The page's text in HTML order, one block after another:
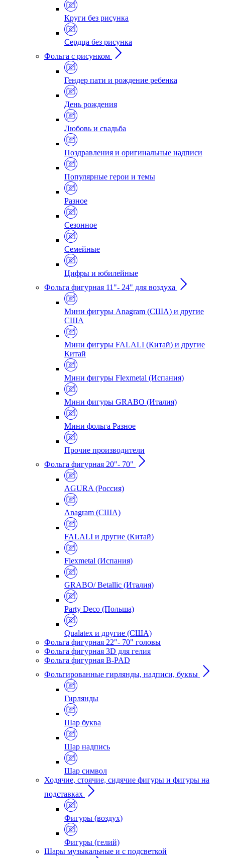
Круги без рисунка
Сердца без рисунка
Фольга с рисунком
Гендер пати и рождение ребенка
День рождения
Любовь и свадьба
Поздравления и оригинальные надписи
Популярные герои и темы
Разное
Сезонное
Семейные
Цифры и юбилейные
Фольга фигурная 11"- 24" для воздуха
Мини фигуры Anagram (США) и другие
США
Мини фигуры FALALI (Китай) и другие
Китай
Мини фигуры Flexmetal (Испания)
Мини фигуры GRABO (Италия)
Мини фольга Разное
Прочие производители
Фольга фигурная 20"- 70"
AGURA (Россия)
Anagram (США)
FALALI и другие (Китай)
Flexmetal (Испания)
GRABO/ Betallic (Италия)
Party Deco (Польша)
Qualatex и другие (США)
Фольга фигурная 22"- 70" головы
Фольга фигурная 3D для гелия
Фольга фигурная B-PAD
Фольгированные гирлянды, надписи, буквы
Гирлянды
Шар буква
Шар надпись
Шар символ
Ходячие, стоячие, сидячие фигуры и фигуры на
подставках
Фигуры (воздух)
Фигуры (гелий)
Шары музыкальные и с подсветкой